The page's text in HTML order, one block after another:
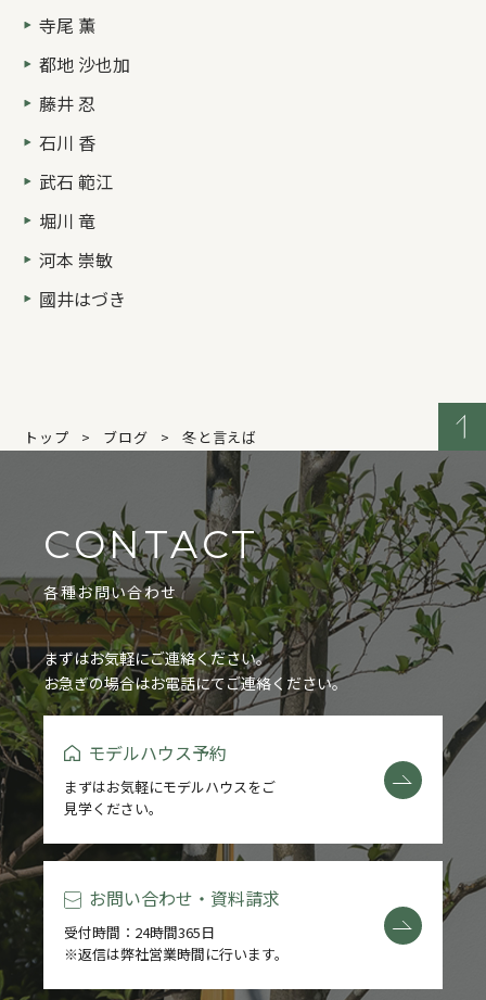
寺尾 薫
都地 沙也加
藤井 忍
石川 香
武石 範江
堀川 竜
河本 崇敏
國井はづき
トップ ブログ 冬と言えば
CONTACT
各種お問い合わせ
まずはお気軽にご連絡ください。
お急ぎの場合はお電話にてご連絡ください。
モデルハウス予約
まずはお気軽にモデルハウスをご
見学ください。
お問い合わせ・資料請求
受付時間：24時間365日
※返信は弊社営業時間に行います。